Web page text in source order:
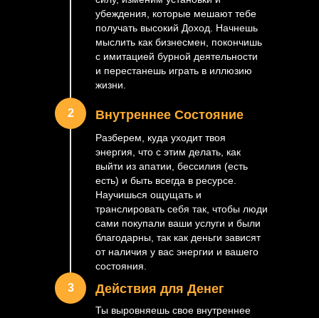
Внутреннее Состояние
Разберем, куда уходит твоя
энергия, что с этим делать, как
выйти из апатии, бессилия (есть
есть) и быть всегда в ресурсе.
Научишься ощущать и
транслировать себя так, чтобы люди
сами покупали ваши услуги и были
благодарны, так как деньги зависят
от наличия у вас энергии и вашего
состояния.
убеждения, которые мешают тебе
получать высокий Доход. Начнешь
мыслить как бизнесмен, покончишь
с имитацией бурной деятельности
и перестанешь играть в иллюзию
жизни.
Ты выровняешь свое внутреннее
Действия для Денег
2
3